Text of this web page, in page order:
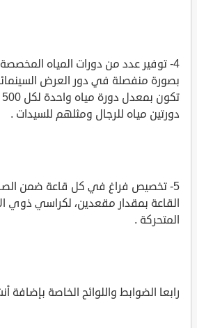
4- توفير عدد من دورات المياه المخصصة
بصورة منفصلة في دور العرض
دورتين مياه للرجال ومثلهم للسيدات .
5- تخصيص فراغ في كل قاعة ضمن
القاعة بمقدار مقعدين، لكراسي ذوي
المتحركة .
رابعا الضوابط واللوائح الخاصة بإضافة